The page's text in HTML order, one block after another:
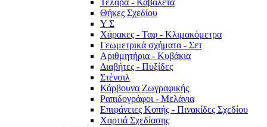
Τελάρα - Καβαλέτα
Θήκες Σχεδίου
Υ Σ
Χάρακες - Ταφ - Κλιμακόμετρα
Γεωμετρικά σχήματα - Σετ
Αριθμητήρια - Κυβάκια
Διαβήτες - Πυξίδες
Στένσιλ
Κάρβουνα Ζωγραφικής
Ραπιδογράφοι - Μελάνια
Επιφάνειες Κοπής - Πινακίδες Σχεδίου
Χαρτιά Σχεδίασης